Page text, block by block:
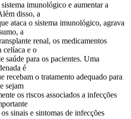
imunológico e aumentar a
disso, a
ataca o sistema imunológico, agrava
a
renal, os medicamentos
celíaca e o
para os pacientes. Uma
é
recebam o tratamento adequado para
sejam
os riscos associados a infecções
sinais e sintomas de infecções